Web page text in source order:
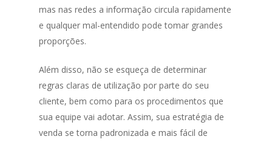
mas nas redes a informação circula rapidamente
e qualquer mal-entendido pode tomar grandes
proporções.
Além disso, não se esqueça de determinar
regras claras de utilização por parte do seu
cliente, bem como para os procedimentos que
sua equipe vai adotar. Assim, sua estratégia de
venda se torna padronizada e mais fácil de